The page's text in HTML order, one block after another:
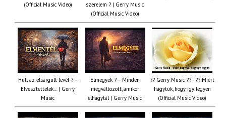
(Official Music Video)
szerelem ? | Gerry Music
(Official Music Video)
Hull az elsárgult levél ? –
Elvesztettelek… | Gerry
Music
Elmegyek ? – Minden
megváltozott, amikor
elhagytál | Gerry Music
?? Gerry Music ?? - ?? Miért
hagytuk, hogy így legyen
(Official Music Video)